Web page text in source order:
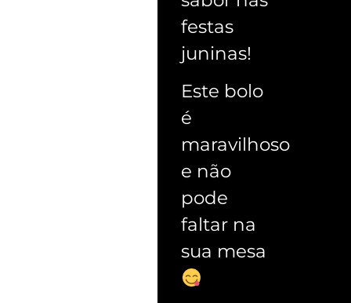
festas
juninas!
Este bolo
é
maravilhoso
e não
pode
faltar na
sua mesa